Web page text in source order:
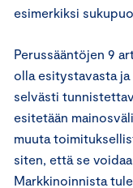
esimerkiksi
Perussääntöjen 9
olla esitystavasta
selvästi
esitetään
muuta
siten, että se
Markkinoinnista